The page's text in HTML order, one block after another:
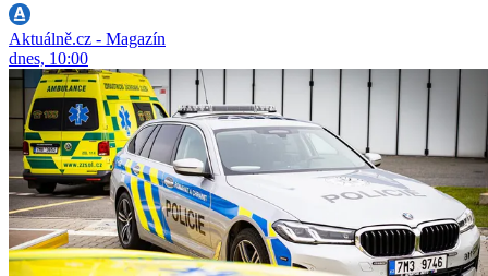
Aktuálně.cz - Magazín
dnes, 10:00